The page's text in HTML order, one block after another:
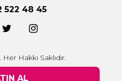
AL
522 48 45
Hakkı Saklıdır.